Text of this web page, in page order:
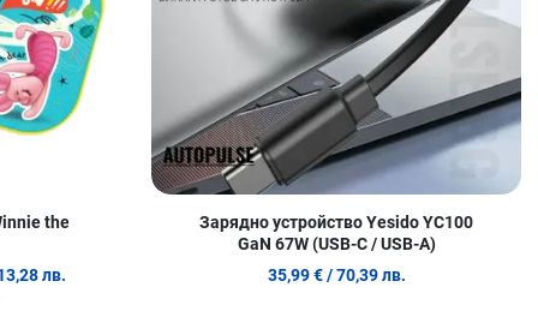
the
лв.
Зарядно устройство Yesido YC100
GaN 67W (USB-C / USB-A)
35,99 € / 70,39 лв.